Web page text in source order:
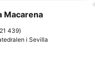
i favoritter
Macarena
21 439
i Sevilla